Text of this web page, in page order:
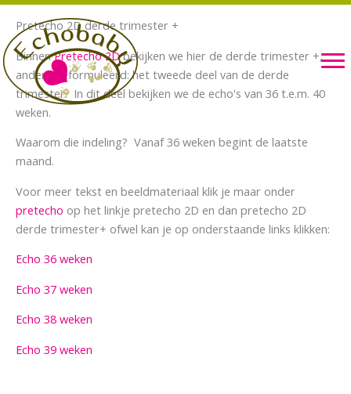
Ga
naar
de
inhoud
Pretecho 2D derde trimester +
BinnenPretecho 2Dbekijken we hier de derde trimester +,
anders geformuleerd: het tweede deel van de derde
trimester. In dit deel bekijken we de echo's van 36 t.e.m. 40
weken.
Waarom die indeling? Vanaf 36 weken begint de laatste
maand.
Voor meer tekst en beeldmateriaal klik je maar onder
pretecho op het linkje pretecho 2D en dan pretecho 2D
derde trimester+ ofwel kan je op onderstaande links klikken:
Echo 36 weken
Echo 37 weken
Echo 38 weken
Echo 39 weken